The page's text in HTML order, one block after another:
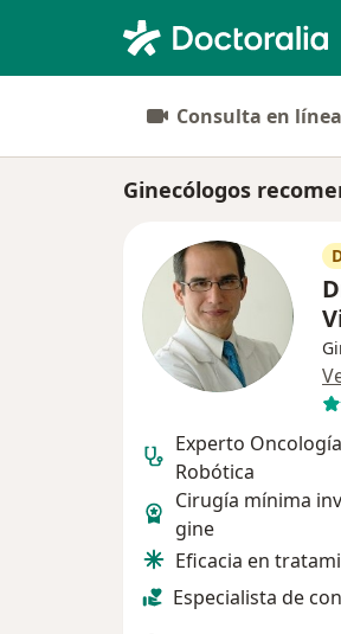
Consulta en línea
Ginecólogos
Experto
Robótica
Cirugía mínima
gine
Eficacia en
Especialista de